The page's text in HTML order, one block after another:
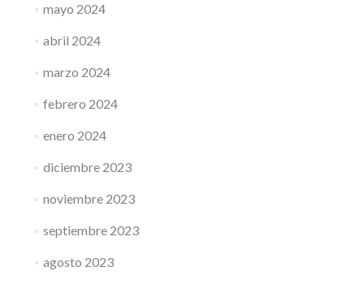
mayo 2024
abril 2024
marzo 2024
febrero 2024
enero 2024
diciembre 2023
noviembre 2023
septiembre 2023
agosto 2023